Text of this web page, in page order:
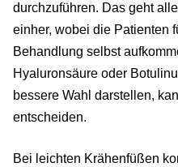
durchzuführen. Das geht
einher, wobei die Patienten
Behandlung selbst
Hyaluronsäure oder
bessere Wahl darstellen,
entscheiden.
Bei leichten Krähenfüßen